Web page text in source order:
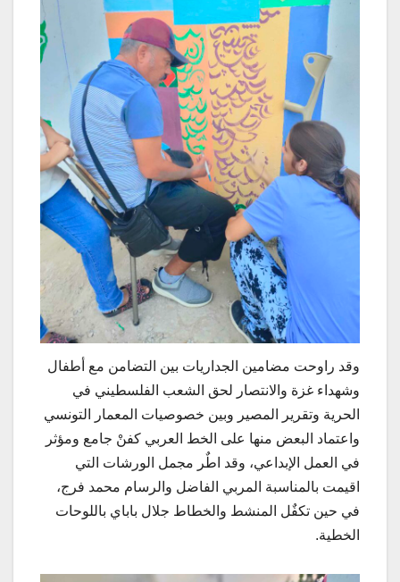
وقد راوحت مضامين الجداريات بين التضامن مع أطفال
وشهداء غزة والانتصار لحق الشعب الفلسطيني في
الحرية وتقرير المصير وبين خصوصيات المعمار التونسي
واعتماد البعض منها على الخط العربي كفنْ جامع ومؤثر
في العمل الإبداعي، وقد اطٌر مجمل الورشات التي
اقيمت بالمناسبة المربي الفاضل والرسام محمد فرج،
في حين تكفٌل المنشط والخطاط جلال باباي باللوحات
الخطية.